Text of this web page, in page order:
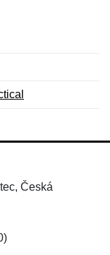
Česká